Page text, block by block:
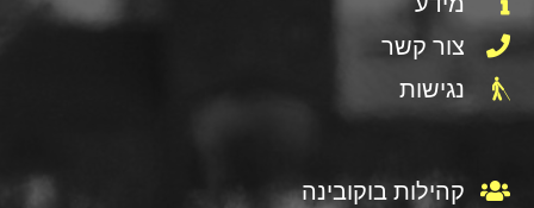
צור קשר
נגישות
קהילות בוקובינה